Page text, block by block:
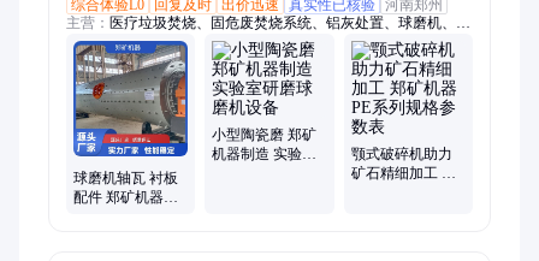
综合体验L0
回复及时 出价迅速 真实性已核验 河南郑州
主营： 医疗垃圾焚烧、固危废焚烧系统、铝灰处置、球磨机、石
灰生产线、金属镁生产线、煤粉制备系统、单机:回转窑、制粒
机、除尘器、提升机、破碎机、烘干机、冷却机、振动筛、给料
机
球磨机轴瓦 衬板
配件 郑矿机器规
小型陶瓷磨 郑矿
机器制造 实验室
颚式破碎机助力
矿石精细加工 郑